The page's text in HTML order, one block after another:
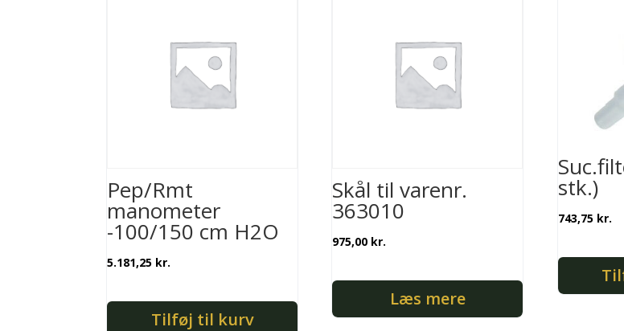
Pep/Rmt
manometer
-100/150 cm H2O
5.181,25 kr.
Tilføj til kurv
Skål til varenr.
363010
975,00 kr.
Læs mere
stk.)
743,75 kr.